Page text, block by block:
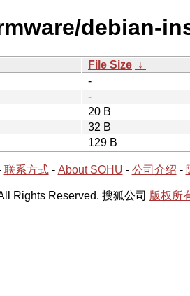
debian-
File Size ↓
-
-
20 B
32 B
129 B
联系方式- About SOHU - 公司介绍 -
Rights Reserved. 搜狐公司 版权所